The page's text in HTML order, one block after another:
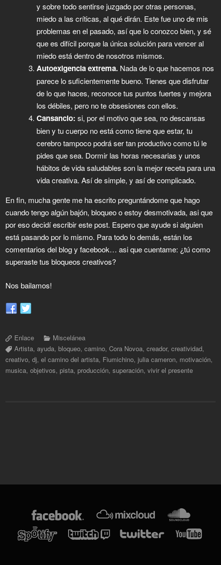
y sobre todo sentirse juzgado por otras personas,
miedo a las críticas, al qué dirán. Este fue uno de mis
problemas en el pasado, así que lo conozco bien, y sé
que es difícil porque la única solución para vencer al
miedo está dentro de nosotros mismos.
Autoexigencia extrema. Nada de lo que hacemos nos
parece lo suficientemente bueno. Tienes que disfrutar
de lo que haces, reconoce tus puntos fuertes y mejora
los débiles, pero no te obsesiones con ellos.
Cansancio: si, por el motivo que sea, no descansas
bien y tu cuerpo no está como tiene que estar, tu
cerebro tampoco podrá ser tan productivo como tú le
pides que sea. Dormir las horas necesarias y unos
hábitos de vida saludables son la mejor receta para una
vida creativa. Así de simple, y así de complicado.
En fin, mucha gente me ha escrito preguntándome que hago
cuando tengo algún bajón, bloqueo o estoy desmotivada, asi que
por eso decidí escribir este post. Espero que ayude si alguien
está pasando por lo mismo. Para todo lo demás, están los
comentarios del blog y facebook… asi que cuentame: ¿tú como
superaste tus bloqueos creativos?
Nos bailamos!
Enlace
Miscelánea
Artista,ayuda,bloqueo,camino,Cora Novoa,creador,creatividad,
creativo,dj,el camino del artista, Fiumichino,julia cameron, motivación,
musica,objetivos,pista,producción,superación,vivir el presente